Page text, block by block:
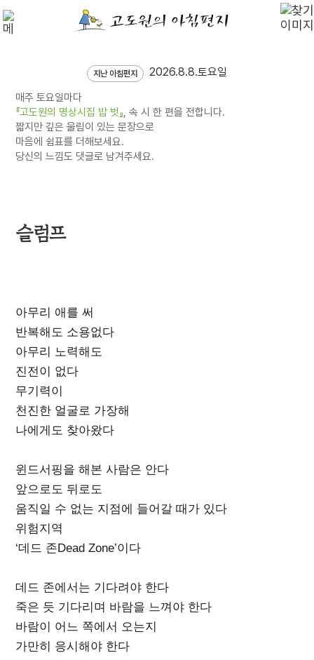
지난 아침편지 2026.8.8.토요일
매주 토요일마다
『고도원의 명상시집 밥 벗』, 속 시 한 편을 전합니다.
짧지만 깊은 울림이 있는 문장으로
마음에 쉼표를 더해보세요.
당신의 느낌도 댓글로 남겨주세요.
슬럼프
아무리 애를 써
반복해도 소용없다
아무리 노력해도
진전이 없다
무기력이
천진한 얼굴로 가장해
나에게도 찾아왔다
윈드서핑을 해본 사람은 안다
앞으로도 뒤로도
움직일 수 없는 지점에 들어갈 때가 있다
위험지역
‘데드 존Dead Zone’이다
데드 존에서는 기다려야 한다
죽은 듯 기다리며 바람을 느껴야 한다
바람이 어느 쪽에서 오는지
가만히 응시해야 한다